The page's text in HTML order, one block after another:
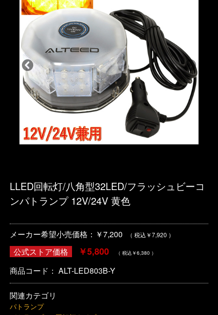
LLED回転灯/八角型32LED/フラッシュビーコ
ンパトランプ 12V/24V 黄色
メーカー希望小売価格：￥7,200 （ 税込￥7,920 ）
公式ストア価格 ￥5,800 （ 税込￥6,380 ）
商品コード： ALT-LED803B-Y
関連カテゴリ
パトランプ